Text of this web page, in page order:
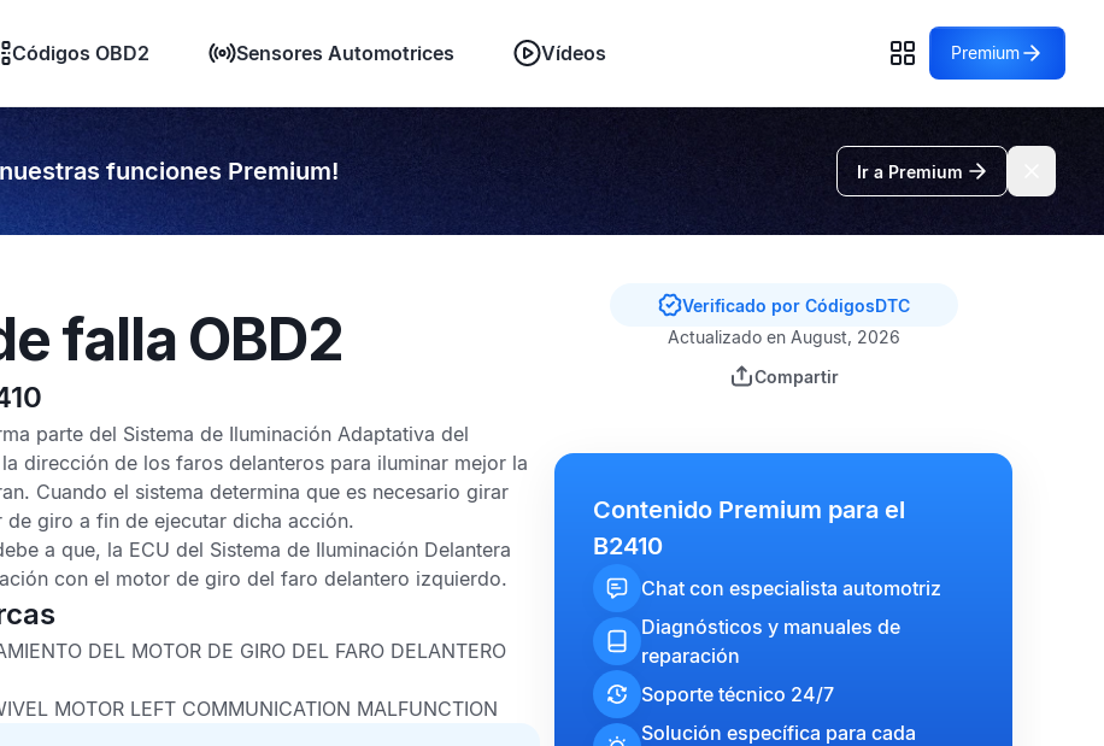
Códigos OBD2 Sensores Automotrices Vídeos Premium
funciones Premium! Ir a Premium
falla OBD2
parte del Sistema de Iluminación Adaptativa del
dirección de los faros delanteros para iluminar mejor la
Cuando el sistema determina que es necesario girar
giro a fin de ejecutar dicha acción.
a que, la ECU del Sistema de Iluminación Delantera
con el motor de giro del faro delantero izquierdo.
DEL MOTOR DE GIRO DEL FARO DELANTERO
MOTOR LEFT COMMUNICATION MALFUNCTION
Verificado por CódigosDTC
Actualizado en August, 2026
Compartir
Contenido Premium para el
B2410
Chat con especialista automotriz
Diagnósticos y manuales de
reparación
Soporte técnico 24/7
Solución específica para cada